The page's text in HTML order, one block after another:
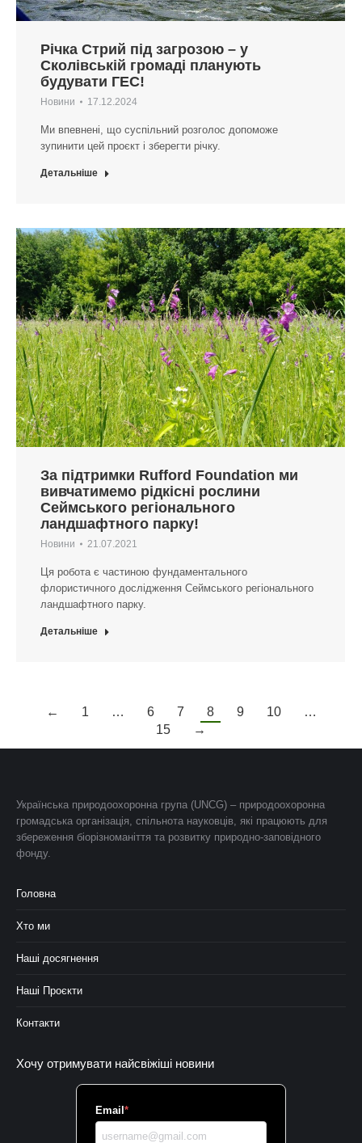
Річка Стрий під загрозою – у
Сколівській громаді планують
будувати ГЕС!
Новини 17.12.2024
Ми впевнені, що суспільний розголос допоможе
зупинити цей проєкт і зберегти річку.
Детальніше
За підтримки Rufford Foundation ми
вивчатимемо рідкісні рослини
Сеймського регіонального
ландшафтного парку!
Новини 21.07.2021
Ця робота є частиною фундаментального
флористичного дослідження Сеймського регіонального
ландшафтного парку.
Детальніше
← 1 … 6 7 8 9 10
…
15
→
Українська природоохоронна група (UNCG) – природоохоронна
громадська організація, спільнота науковців, які працюють для
збереження біорізноманіття та розвитку природно-заповідного
фонду.
Головна
Хто ми
Наші досягнення
Наші Проєкти
Контакти
Хочу отримувати найсвіжіші новини
Email*